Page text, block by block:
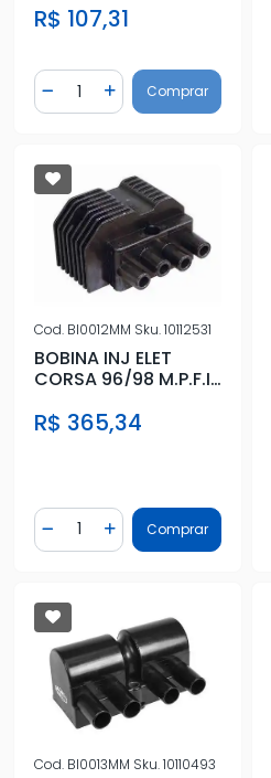
R$ 107,31
Diminuir Quantidade
Quantidade
Adicionar Quantidade
Comprar
Cod. BI0012MM Sku.10112531
BOBINA INJ ELET
CORSA 96/98 M.P.F.I
95/98
R$ 365,34
Diminuir Quantidade
Quantidade
Adicionar Quantidade
Comprar
Cod. BI0013MM Sku.10110493